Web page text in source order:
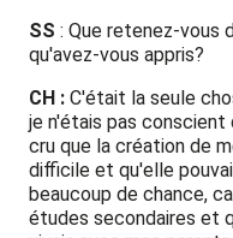
SS : Que retenez-vous
qu'avez-vous appris?
CH : C'était la seule
je n'étais pas conscient
cru que la création de
difficile et qu'elle
beaucoup de chance,
études secondaires et